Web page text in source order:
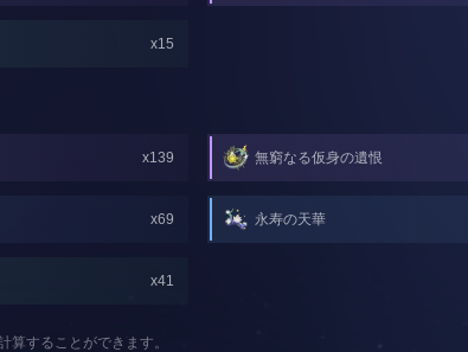
x15
x139 無窮なる仮身の遺恨
x69 永寿の天華
x41
することができます。